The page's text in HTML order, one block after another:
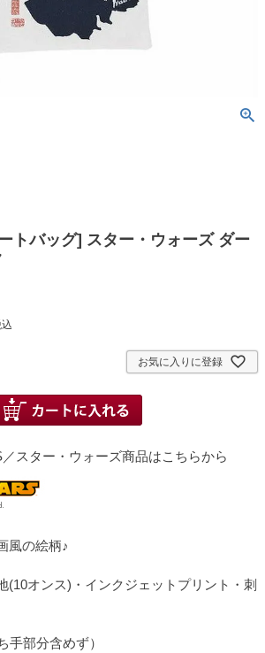
トバッグ] スター・ウォーズ ダー
お気に入りに登録
スター・ウォーズ商品はこちらから
風の絵柄♪
(10オンス)・インクジェットプリント・刺
手部分含めず）